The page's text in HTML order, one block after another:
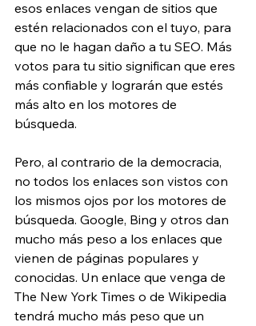
esos enlaces vengan de sitios que
estén relacionados con el tuyo, para
que no le hagan daño a tu SEO. Más
votos para tu sitio significan que eres
más confiable y lograrán que estés
más alto en los motores de
búsqueda.
Pero, al contrario de la democracia,
no todos los enlaces son vistos con
los mismos ojos por los motores de
búsqueda. Google, Bing y otros dan
mucho más peso a los enlaces que
vienen de páginas populares y
conocidas. Un enlace que venga de
The New York Times o de Wikipedia
tendrá mucho más peso que un